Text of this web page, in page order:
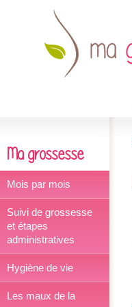
Ma grossesse
Mois par mois
Suivi de grossesse
et étapes
administratives
Hygiène de vie
Les maux de la